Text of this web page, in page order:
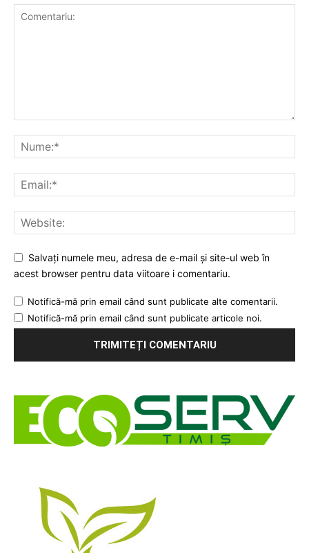
Salvați numele meu, adresa de e-mail și site-ul web în
acest browser pentru data viitoare i comentariu.
Notifică-mă prin email când sunt publicate alte comentarii.
Notifică-mă prin email când sunt publicate articole noi.